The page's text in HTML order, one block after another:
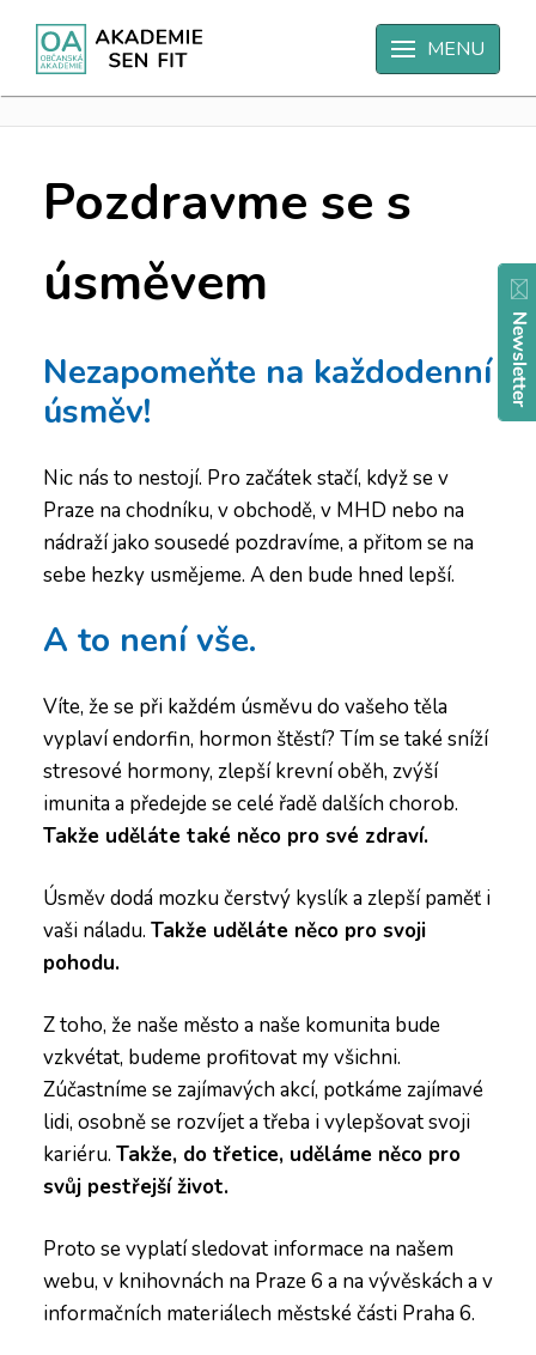
MENU
Úvodní strana
Pozdravme se s úsměvem
Pozdravme se s
úsměvem
Nezapomeňte na každodenní
úsměv!
Nic nás to nestojí. Pro začátek stačí, když se v
Praze na chodníku, v obchodě, v MHD nebo na
nádraží jako sousedé pozdravíme, a přitom se na
sebe hezky usmějeme. A den bude hned lepší.
A to není vše.
Víte, že se při každém úsměvu do vašeho těla
vyplaví endorfin, hormon štěstí? Tím se také sníží
stresové hormony, zlepší krevní oběh, zvýší
imunita a předejde se celé řadě dalších chorob.
Takže uděláte také něco pro své zdraví.
Úsměv dodá mozku čerstvý kyslík a zlepší paměť i
vaši náladu. Takže uděláte něco pro svoji
pohodu.
Z toho, že naše město a naše komunita bude
vzkvétat, budeme profitovat my všichni.
Zúčastníme se zajímavých akcí, potkáme zajímavé
lidi, osobně se rozvíjet a třeba i vylepšovat svoji
kariéru. Takže, do třetice, uděláme něco pro
svůj pestřejší život.
Proto se vyplatí sledovat informace na našem
webu, v knihovnách na Praze 6 a na vývěskách a v
informačních materiálech městské části Praha 6.